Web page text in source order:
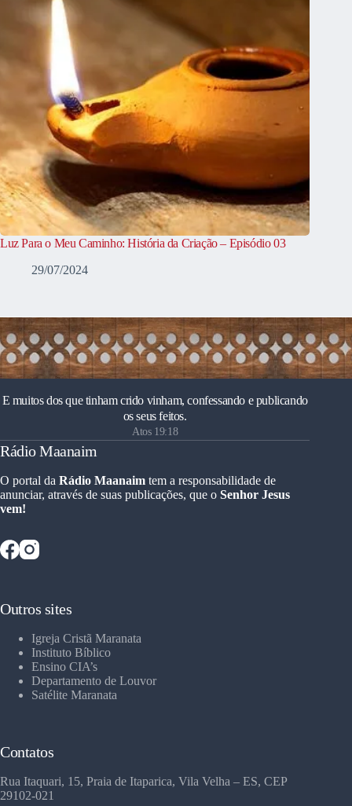
Luz Para o Meu Caminho: História da Criação – Episódio 03
29/07/2024
E muitos dos que tinham crido vinham, confessando e publicando
os seus feitos.
Atos 19:18
Rádio Maanaim
O portal da Rádio Maanaim tem a responsabilidade de
anunciar, através de suas publicações, que o Senhor Jesus
vem!
Outros sites
Igreja Cristã Maranata
Instituto Bíblico
Ensino CIA’s
Departamento de Louvor
Satélite Maranata
Contatos
Rua Itaquari, 15, Praia de Itaparica, Vila Velha – ES, CEP
29102-021